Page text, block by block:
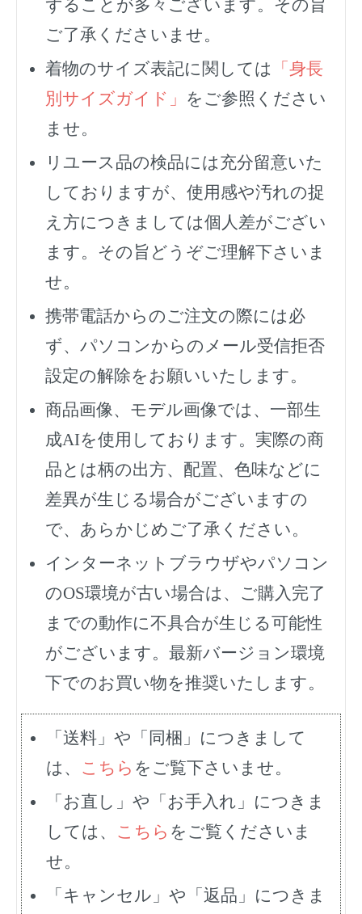
ずることが多々ございます。その旨
ご了承くださいませ。
着物のサイズ表記に関しては
「身長
別サイズガイド」 をご参照ください
ませ。
リユース品の検品には充分留意いた
しておりますが、使用感や汚れの捉
え方につきましては個人差がござい
ます。その旨どうぞご理解下さいま
せ。
携帯電話からのご注文の際には必
ず、 パソコンからのメール受信拒否
設定の解除をお願いいたします。
商品画像、モデル画像では、一部生
成AIを使用しております。実際の商
品とは柄の出方、配置、色味などに
差異が生じる場合がございますの
で、あらかじめご了承ください。
インターネットブラウザやパソコン
のOS環境が古い場合は、ご購入完了
までの動作に不具合が生じる可能性
がございます。最新バージョン環境
下でのお買い物を推奨いたします。
「送料」や「同梱」につきまして
は、 こちら をご覧下さいませ。
「お直し」や「お手入れ」につきま
しては、 こちら をご覧くださいま
せ。
「キャンセル」や「返品」につきま